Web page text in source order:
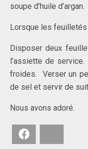
soupe d’huile d’argan.
Lorsque les
Disposer deux
l’assiette de
froides. Verser un
de sel et servir de
Nous avons adoré.